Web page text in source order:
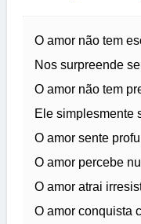
O amor não tem
Nos surpreende
O amor não tem
Ele simplesmente
O amor sente
O amor percebe
O amor atrai
O amor conquista